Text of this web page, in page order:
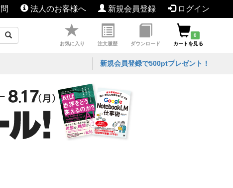
法人のお客様へ 新規会員登録 ログイン
お気に入り 注文履歴 ダウンロード
0
カートを見る
新規会員登録で500ptプレゼント！